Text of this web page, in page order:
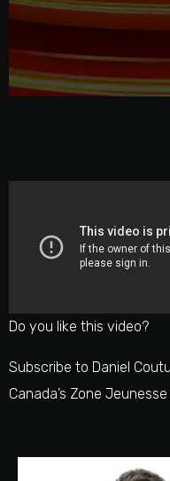
Do you like this video?
Subscribe to Daniel
Canada’s Zone